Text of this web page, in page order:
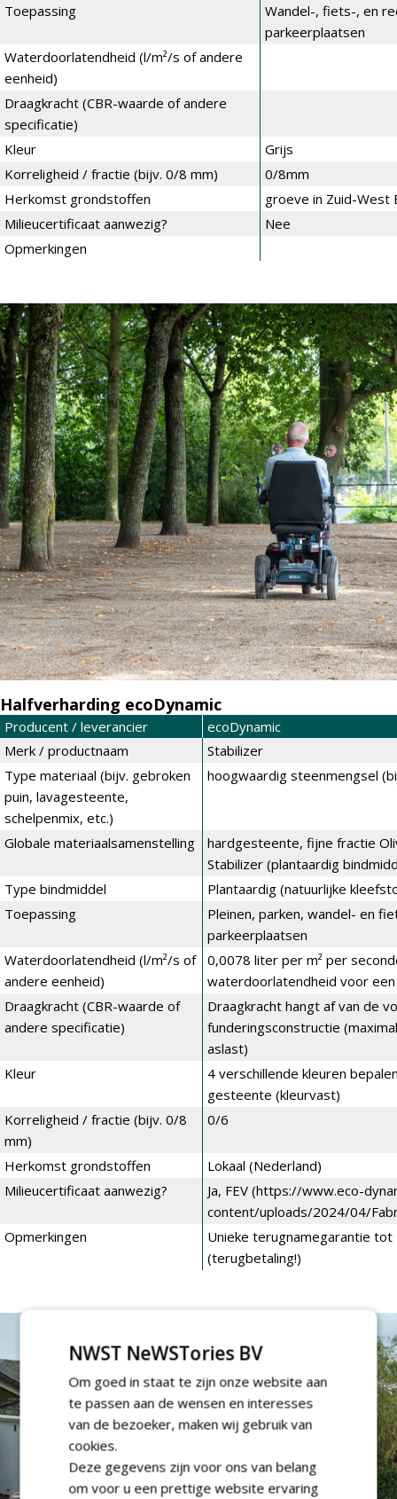
Toepassing
Wandel-, fiets-, en
parkeerplaatsen
Waterdoorlatendheid (l/m²/s of andere
eenheid)
Draagkracht (CBR-waarde of andere
specificatie)
Kleur
Grijs
Korreligheid / fractie (bijv. 0/8 mm)
0/8mm
Herkomst grondstoffen
groeve in Zuid-West
Milieucertificaat aanwezig?
Nee
Opmerkingen
Halfverharding ecoDynamic
Producent / leverancier
ecoDynamic
Merk / productnaam
Stabilizer
Type materiaal (bijv. gebroken
puin, lavagesteente,
schelpenmix, etc.)
hoogwaardig steenmengsel
Globale materiaalsamenstelling
hardgesteente, fijne fractie
Stabilizer (plantaardig
Type bindmiddel
Plantaardig (natuurlijke
Toepassing
Pleinen, parken, wandel- en
parkeerplaatsen
Waterdoorlatendheid (l/m²/s of
andere eenheid)
0,0078 liter per m² per
waterdoorlatendheid voor
Draagkracht (CBR-waarde of
andere specificatie)
Draagkracht hangt af van de
funderingsconstructie
aslast)
Kleur
4 verschillende kleuren
gesteente (kleurvast)
Korreligheid / fractie (bijv. 0/8
mm)
0/6
Herkomst grondstoffen
Lokaal (Nederland)
Milieucertificaat aanwezig?
Ja, FEV (https://www.eco-
content/uploads/2024/04/
Opmerkingen
Unieke terugnamegarantie
(terugbetaling!)
NWST NeWSTories BV
Om goed in staat te zijn onze website aan
te passen aan de wensen en interesses
van de bezoeker, maken wij gebruik van
cookies.
Deze gegevens zijn voor ons van belang
om voor u een prettige website ervaring